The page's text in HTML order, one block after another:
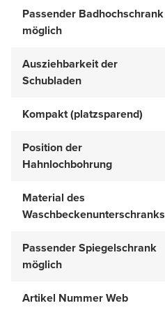
Passender Badhochschrank
möglich
Ausziehbarkeit der
Schubladen
Kompakt (platzsparend)
Position der
Hahnlochbohrung
Material des
Waschbeckenunterschranks
Passender Spiegelschrank
möglich
Artikel Nummer Web